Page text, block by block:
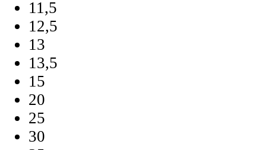
11,5
12,5
13
13,5
15
20
25
30